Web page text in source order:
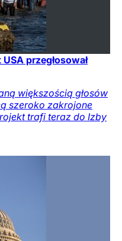
przegłosował
większością głosów
szeroko zakrojone
trafi teraz do Izby